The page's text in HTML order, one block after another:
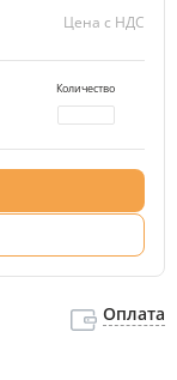
Цена с НДС
Количество
Оплата